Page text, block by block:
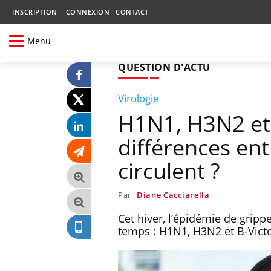
INSCRIPTION CONNEXION CONTACT
Menu
QUESTION D'ACTU
Virologie
H1N1, H3N2
différences
circulent ?
Par Diane Cacciarella
Cet hiver, l’épidémie de
temps : H1N1, H3N2 et B-